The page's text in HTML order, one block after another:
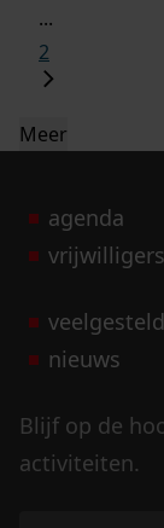
...
2
Meer
agenda
vrijwilligers
nieuws
Blijf op de
activiteiten.